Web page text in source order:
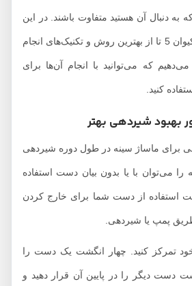
آن هستید متفاوت باشند. در این
مقاله از مجله سلامت کیوان 5 تا از بهترین روش و تکنیک‌های انجام
که می‌توانید با انجام آن‌ها برای
کنید.
شیردهی بهتر
ماساژ سینه در طول دوره شیردهی
با یا بدون بیان دست استفاده
از دست شما برای خارج کردن
یا شیردهی.
کنید. چهار انگشت یک دست را
دیگر را در پایین آن قرار دهید و